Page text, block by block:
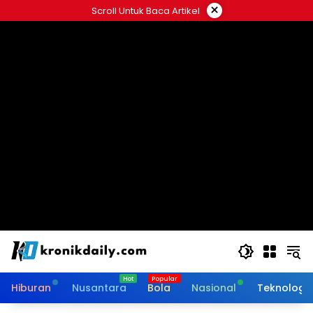
ke
Scroll Untuk Baca Artikel ×
Hiburan Nusantara Bola Nasional Teknologi